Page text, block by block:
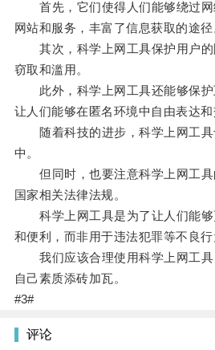
首先，它们使得人们能够绕过网
网站和服务，丰富了信息获取的途径
其次，科学上网工具保护用户的
窃取和滥用。
此外，科学上网工具还能够保护
让人们能够在匿名环境中自由表达和
随着科技的进步，科学上网工具
中。
但同时，也要注意科学上网工具
国家相关法律法规。
科学上网工具是为了让人们能够
和便利，而非用于违法犯罪等不良行
我们应该合理使用科学上网工具
自己素质添砖加瓦。
#3#
评论